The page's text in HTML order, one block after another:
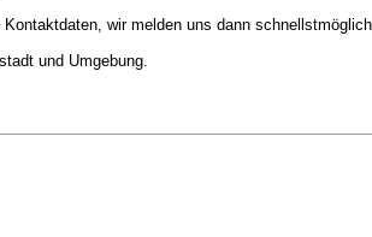
wir melden uns dann
und Umgebung.